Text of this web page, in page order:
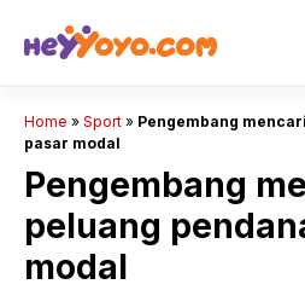
Home » Sport » Pengembang
pasar modal
Pengembang
peluang
modal